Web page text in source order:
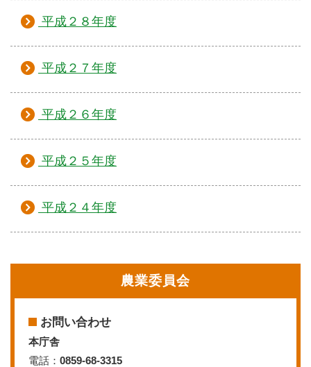
平成２８年度
平成２７年度
平成２６年度
平成２５年度
平成２４年度
農業委員会
お問い合わせ
本庁舎
電話： 0859-68-3315